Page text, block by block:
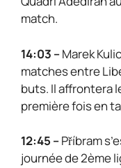
match.
14:03 –Marek
matches entre
buts. Il affrontera
première fois en
12:45 –Příbram
journée de 2ème